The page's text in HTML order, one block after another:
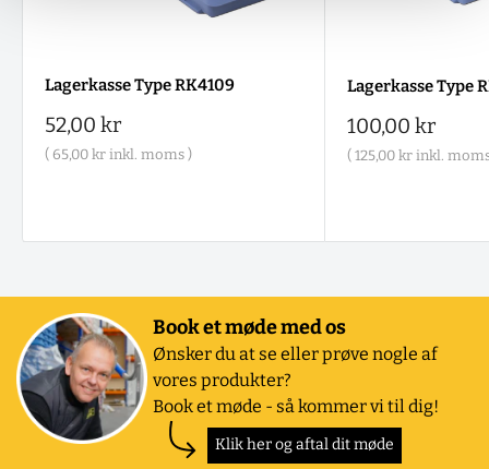
Lagerkasse Type RK4109
Salgspris
52,00 kr
( 65,00 kr inkl. moms )
Lagerkasse Type
Salgspris
100,00 kr
( 125,00 krinkl.
Book et møde med os
Ønsker du at se eller prøve nogle af
vores produkter?
Book et møde - så kommer vi til dig!
Klik her og aftal dit møde